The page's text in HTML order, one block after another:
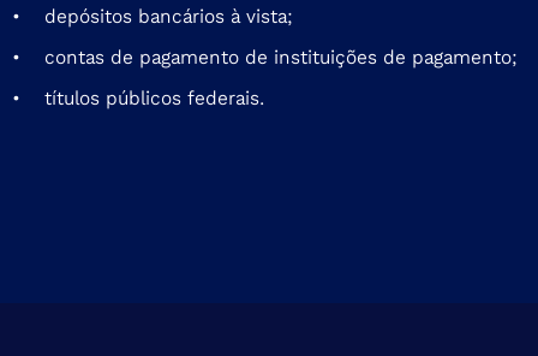
• depósitos bancários à vista;
• contas de pagamento de instituições de pagamento;
• títulos públicos federais.